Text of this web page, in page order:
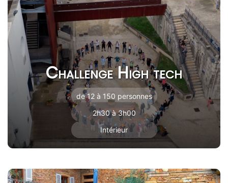
Challenge High tech
de 12 à 150 personnes
2h30 à 3h00
Intérieur